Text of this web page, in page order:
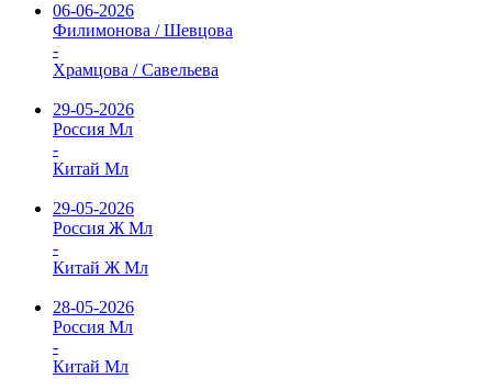
06-06-2026
Филимонова / Шевцова
-
Храмцова / Савельева
29-05-2026
Россия Мл
-
Китай Мл
29-05-2026
Россия Ж Мл
-
Китай Ж Мл
28-05-2026
Россия Мл
-
Китай Мл